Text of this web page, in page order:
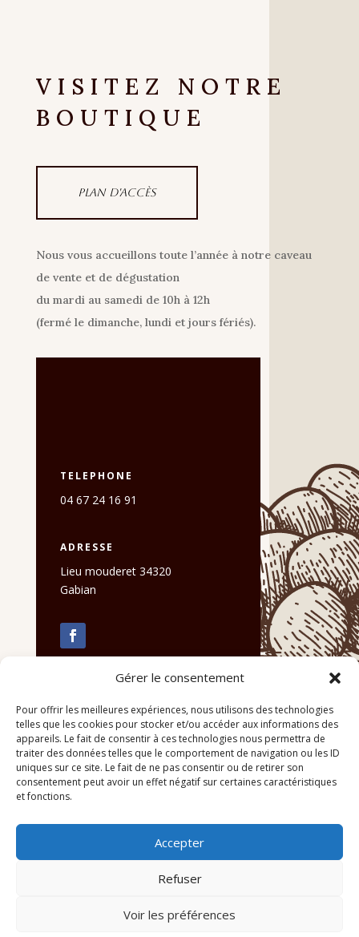
Gérer le consentement
Pour offrir les meilleures expériences, nous utilisons des technologies
telles que les cookies pour stocker et/ou accéder aux informations des
appareils. Le fait de consentir à ces technologies nous permettra de
traiter des données telles que le comportement de navigation ou les ID
uniques sur ce site. Le fait de ne pas consentir ou de retirer son
consentement peut avoir un effet négatif sur certaines caractéristiques
et fonctions.
Accepter
Refuser
Voir les préférences
VISITEZ NOTRE
BOUTIQUE
Plan d'accès
Nous vous accueillons toute l’année à notre caveau
de vente et de dégustation
du mardi au samedi de 10h à 12h
(fermé le dimanche, lundi et jours fériés).
TELEPHONE
04 67 24 16 91
ADRESSE
Lieu mouderet 34320
Gabian
© 2026 M Development–Mentions légales